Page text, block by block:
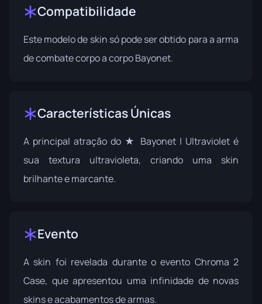
Compatibilidade
Este modelo de skin só pode ser obtido para a arma
de combate corpo a corpo Bayonet.
Características Únicas
A principal atração do ★ Bayonet | Ultraviolet é
sua textura ultravioleta, criando uma skin
brilhante e marcante.
Evento
A skin foi revelada durante o evento Chroma 2
Case, que apresentou uma infinidade de novas
skins e acabamentos de armas.